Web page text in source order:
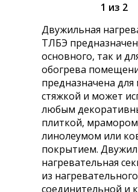
1 из 2
Двужильная
ТЛБЭ
основного, так и
обогрева
предназначена
стяжкой и может
любым
плиткой,
линолеумом или
покрытием.
нагревательная
из
соединительной и